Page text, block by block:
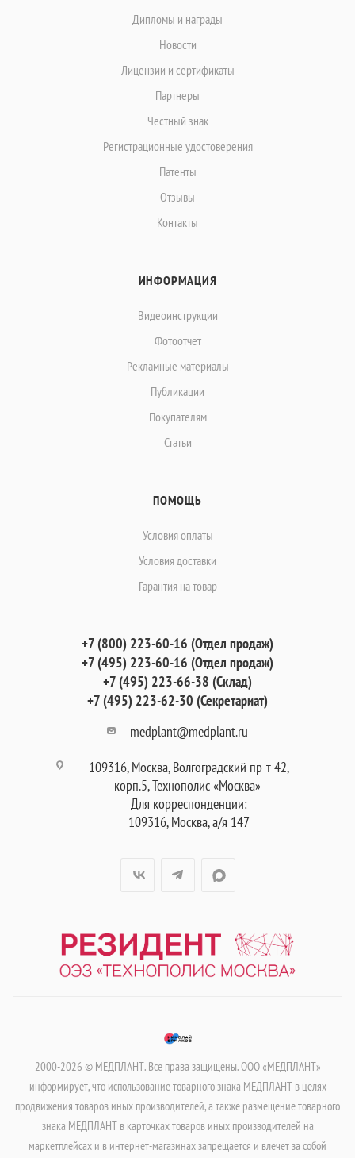
Дипломы и награды
Новости
Лицензии и сертификаты
Партнеры
Честный знак
Регистрационные удостоверения
Патенты
Отзывы
Контакты
ИНФОРМАЦИЯ
Видеоинструкции
Фотоотчет
Рекламные материалы
Публикации
Покупателям
Статьи
ПОМОЩЬ
Условия оплаты
Условия доставки
Гарантия на товар
+7 (800) 223-60-16 (Отдел продаж)
+7 (495) 223-60-16 (Отдел продаж)
+7 (495) 223-66-38 (Склад)
+7 (495) 223-62-30 (Секретариат)
medplant@medplant.ru
109316, Москва, Волгоградский пр-т 42,
корп.5, Технополис «Москва»
Для корреспонденции:
109316, Москва, а/я 147
2000-2026 © МЕДПЛАНТ. Все права защищены. ООО «МЕДПЛАНТ»
информирует, что использование товарного знака МЕДПЛАНТ в целях
продвижения товаров иных производителей, а также размещение товарного
знака МЕДПЛАНТ в карточках товаров иных производителей на
маркетплейсах и в интернет-магазинах запрещается и влечет за собой